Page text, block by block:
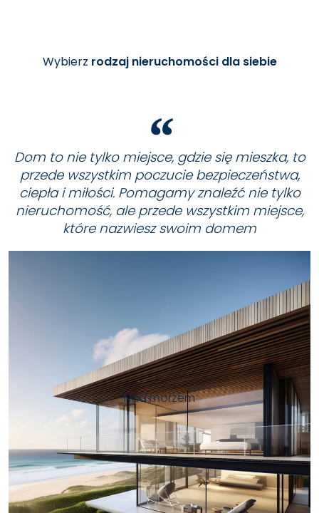
Wybierz rodzaj nieruchomości dla siebie
Dom to nie tylko miejsce, gdzie się mieszka, to
przede wszystkim poczucie bezpieczeństwa,
ciepła i miłości. Pomagamy znaleźć nie tylko
nieruchomość, ale przede wszystkim miejsce,
które nazwiesz swoim domem
Nad morzem